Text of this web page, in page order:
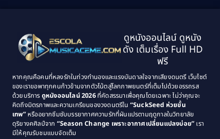
Classic หนังคลาสสิก(25)
Classic หนังคลาสสิก(134)
Classic หนังคลาสสิก(21)
Comedy ตลก(515)
Comedy ตลก(46)
1995
1994
1993
1992
1989
1988
1987
1986
1985
1984
1983
1982
ดูหนังออนไลน์ ดูหนัง
ดัง เต็มเรื่อง Full HD
ฟรี
หากคุณคือคนที่หลงรักในท่วงทำนองและแรงบันดาลใจจากเสียงดนตรี เว็บไซต์
ของเราขอพาทุกคนก้าวข้ามจากตัวโน้ตสู่โลกภาพยนตร์ที่เต็มไปด้วยอรรถรส
ด้วยบริการ ดูหนังออนไลน์ 2026ที่คัดสรรมาเพื่อคุณโดยเฉพาะ ไม่ว่าคุณจะ
คิดถึงมิตรภาพและความเกรียนของวงดนตรีใน “SuckSeed ห่วยขั้น
เทพ”หรืออยากซึมซับบรรยากาศความรักที่ผันแปรตามฤดูกาลในวิทยาลัย
ดุริยางคศิลป์จาก “Season Change เพราะอากาศเปลี่ยนแปลงบ่อย” เรา
มีให้คุณรับชมแบบจัดเต็ม